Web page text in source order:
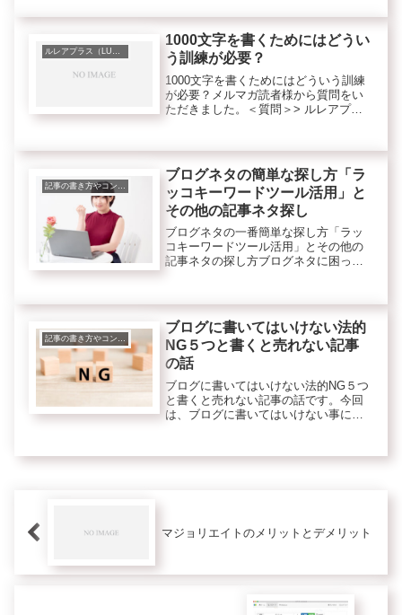
か？な...
ルレアプラス（LUREA plus）
1000文字を書くためにはどうい
う訓練が必要？
1000文字を書くためにはどういう訓練
が必要？メルマガ読者様から質問をい
ただきました。＜質問＞> ルレアプラ
りますが、> なかなか1000文字が書け
ずに悩んでおります...
ブログネタの簡単な探し方「ラ
ッコキーワードツール活用」と
その他の記事ネタ探し
ブログネタの一番簡単な探し方「ラッ
コキーワードツール活用」とその他の
記事ネタの探し方ブログネタに困って
もネタがなかなか浮かばずに悩んでい
ました。今も少しは悩みます。でもネ
タ...
記事の書き方やコンテンツのこと
ブログに書いてはいけない法的
NG５つと書くと売れない記事
の話
ブログに書いてはいけない法的NG５つ
と書くと売れない記事の話です。今回
は、ブログに書いてはいけない事につ
書いて良いのですが書いてはいけない
マジョリエイトのメリットとデメリット